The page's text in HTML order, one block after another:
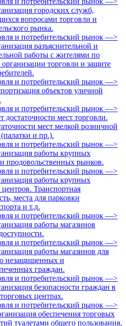
городских служб,
вопросами торговли и
рынка.
и потребительский рынок —>
разъяснительной и
работы с жителями по
торговли и защите
и потребительский рынок —>
объектов уличной
и потребительский рынок —>
достаточности мест торговли.
мест мелкой розничной
и пр.).
и потребительский рынок —>
работы крупных
продовольственных рынков.
и потребительский рынок —>
работы крупных
Транспортная
места для парковки
и т.д.
и потребительский рынок —>
работы магазинов
и потребительский рынок —>
работы магазинов для
незащищенных и
граждан.
и потребительский рынок —>
безопасности граждан в
центрах.
и потребительский рынок —>
обеспечения торговых
туалетами общего пользования,